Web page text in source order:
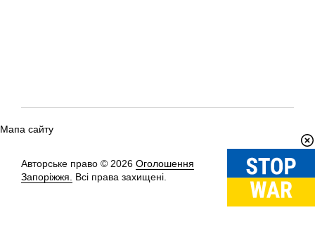
Мапа сайту
Авторське право © 2026 Оголошення
Запоріжжя.
Всі права захищені.
Вгору↑